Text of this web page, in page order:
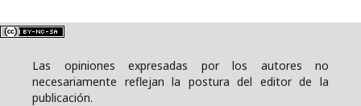
Las opiniones expresadas por los autores no
necesariamente reflejan la postura del editor de la
publicación.